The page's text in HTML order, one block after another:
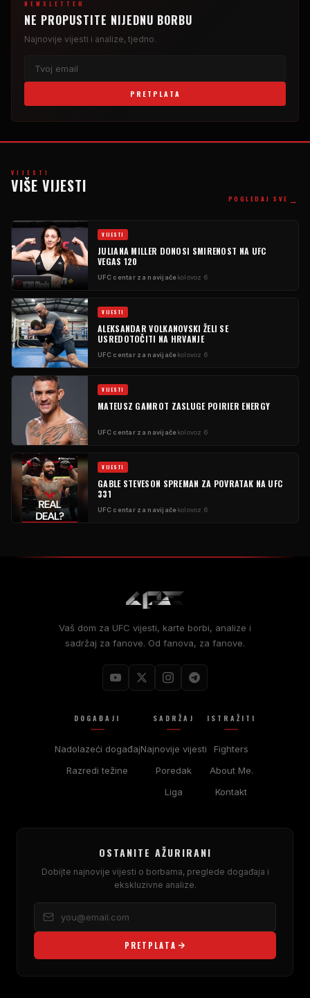
NEWSLETTER
NE PROPUSTITE NIJEDNU BORBU
Najnovije vijesti i analize, tjedno.
PRETPLATA
VIJESTI
VIŠE VIJESTI
POGLEDAJ SVE →
VIJESTI
JULIANA MILLER DONOSI SMIRENOST NA UFC
VEGAS 120
UFC centar za navijačekolovoz 6
VIJESTI
ALEKSANDAR VOLKANOVSKI ŽELI SE
USREDOTOČITI NA HRVANJE
UFC centar za navijačekolovoz 6
VIJESTI
MATEUSZ GAMROT ZASLUGE POIRIER ENERGY
UFC centar za navijačekolovoz 6
VIJESTI
GABLE STEVESON SPREMAN ZA POVRATAK NA UFC
331
UFC centar za navijačekolovoz 6
Vaš dom za UFC vijesti, karte borbi, analize i
sadržaj za fanove. Od fanova, za fanove.
DOGAĐAJI
Nadolazeći događaj
Razredi težine
SADRŽAJ
Najnovije vijesti
Poredak
Liga
ISTRAŽITI
Fighters
About Me.
Kontakt
OSTANITE AŽURIRANI
Dobijte najnovije vijesti o borbama, preglede događaja i
ekskluzivne analize.
PRETPLATA